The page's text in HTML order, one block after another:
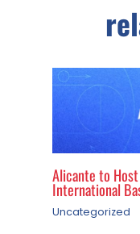
Alicante to
International
Uncategorized